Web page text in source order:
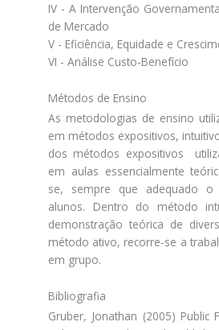
IV - A Intervenção
de Mercado
V - Eficiência, Equidade e
VI - Análise Custo-Benefício
Métodos de Ensino
As metodologias de ensino
em métodos expositivos,
dos métodos expositivos
em aulas essencialmente
se, sempre que adequado
alunos. Dentro do método
demonstração teórica de
método ativo, recorre-se a
em grupo.
Bibliografia
Gruber, Jonathan (2005) Public